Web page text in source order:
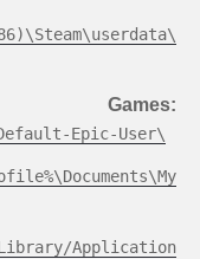
:
Epic-User\
Application